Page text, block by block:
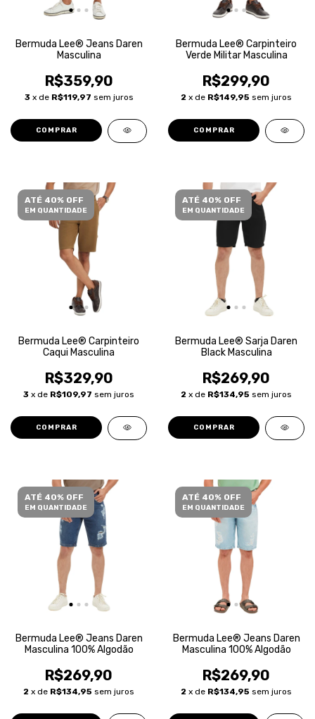
Bermuda Lee® Jeans Daren
Masculina
R$359,90
3 x de R$119,97 sem juros
COMPRAR
Bermuda Lee® Carpinteiro
Verde Militar Masculina
R$299,90
2 x de R$149,95 sem juros
COMPRAR
ATÉ 40% OFF
EM QUANTIDADE
Bermuda Lee® Carpinteiro
Caqui Masculina
R$329,90
3 x de R$109,97 sem juros
COMPRAR
ATÉ 40% OFF
EM QUANTIDADE
Bermuda Lee® Sarja Daren
Black Masculina
R$269,90
2 x de R$134,95 sem juros
COMPRAR
ATÉ 40% OFF
EM QUANTIDADE
Bermuda Lee® Jeans Daren
Masculina 100% Algodão
R$269,90
2 x de R$134,95 sem juros
ATÉ 40% OFF
EM QUANTIDADE
Bermuda Lee® Jeans Daren
Masculina 100% Algodão
R$269,90
2 x de R$134,95 sem juros